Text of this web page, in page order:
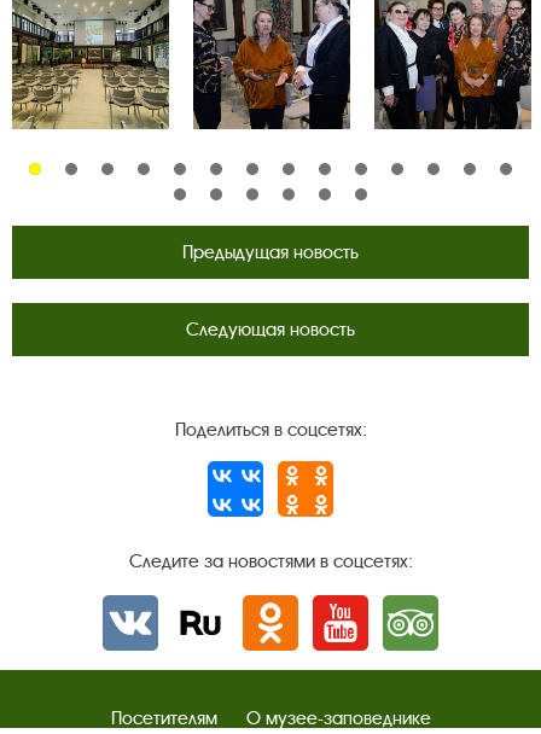
Предыдущая новость
Следующая новость
Поделиться в соцсетях:
Следите за новостями в соцсетях:
Вконтактеrutube Одноклассники
YouTube Трипадвизор
Посетителям О музее-заповеднике